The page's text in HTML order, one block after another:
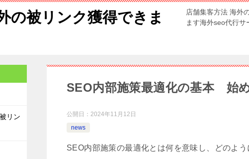
の被リンク獲得できま
店舗集客方法 海外
ます海外seo代行
SEO内部施策最適化の基本 始
公開日： 2024年11月12日
news
SEO内部施策の最適化とは何を意味し、どのよ
リン